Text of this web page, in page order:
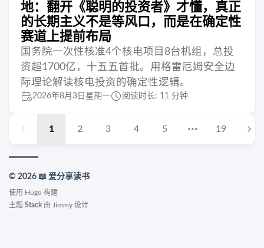
地：翻开《聪明的投资者》才懂，真正
的长期主义不是等风口，而是在确定性
赛道上提前布局
国务院一次性核准4个核电项目8台机组，总投
资超1700亿，十五五首批。用格雷厄姆安全边
际理论解读核电投资的确定性逻辑。
2026年8月3日星期一 阅读时长: 11 分钟
1 2 3 4 5 19
© 2026 📖 爱分享读书
使用 Hugo 构建
主题 Stack 由 Jimmy 设计